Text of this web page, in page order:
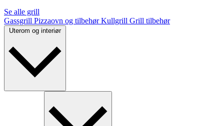
Se alle grill
Gassgrill Pizzaovn og tilbehørKullgrill Grill tilbehør
Uterom og interiør